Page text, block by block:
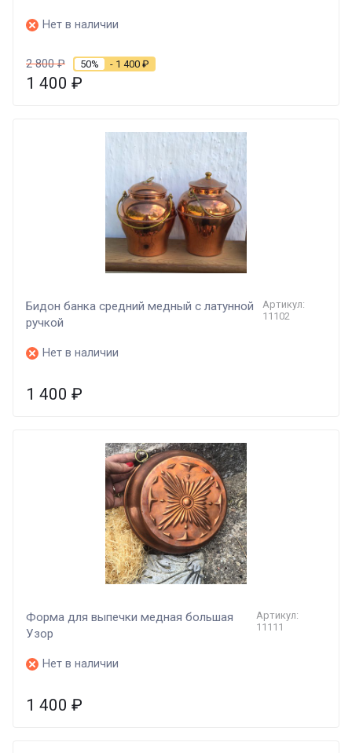
Нет в наличии
2 800₽ 50% - 1 400 ₽
1 400 ₽
Бидон банка средний медный с латунной
ручкой
Артикул:
11102
Нет в наличии
1 400 ₽
Форма для выпечки медная большая
Узор
Артикул:
11111
Нет в наличии
1 400 ₽